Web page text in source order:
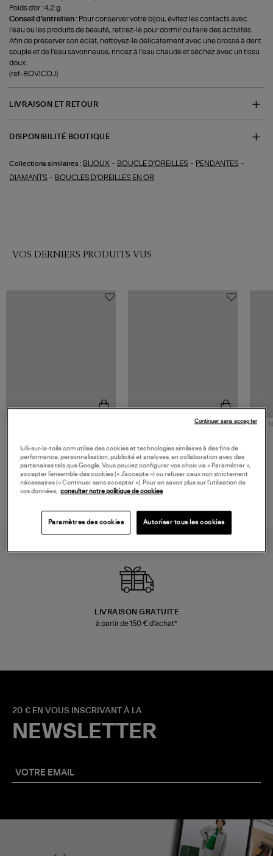
Poids d'or : 4,2 g.
Conseil d'entretien : Pour conserver votre bijou, évitez les contacts avec
l’eau ou les produits de beauté, retirez-le pour dormir ou faire des activités.
Afin de préserver son éclat, nettoyez-le délicatement avec une brosse à dent
souple et de l’eau savonneuse, rincez à l’eau chaude et séchez avec un tissu
doux.
(ref-BOVICOJ)
LIVRAISON ET RETOUR
DISPONIBILITÉ BOUTIQUE
Collections similaires : BIJOUX - BOUCLE D'OREILLES - PENDANTES -
DIAMANTS - BOUCLES D'OREILLES EN OR
VOS DERNIERS PRODUITS VUS
480,00 €
Sac Bobi S Cuir Lamé
NOUVELLE COLLECTION
189,00 €
Mocassins Killian Sport
Mousse
LIVRAISON GRATUITE
à partir de 150 € d'achat*
20 € EN VOUS INSCRIVANT À LA
NEWSLETTER
lulli-sur-la-toile.com utilise des cookies et technologies similaires à des fins de
performance, personnalisation, publicité et analyses, en collaboration avec des
partenaires tels que Google. Vous pouvez configurer vos choix via « Paramétrer »,
accepter l’ensemble des cookies (« J’accepte ») ou refuser ceux non strictement
nécessaires (« Continuer sans accepter »). Pour en savoir plus sur l’utilisation de
vos données, consulter notre politique de cookies
Paramètres des cookies Autoriser tous les cookies
Continuer sans accepter